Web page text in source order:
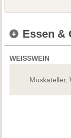
Essen &
WEISSWEIN
Muskateller,